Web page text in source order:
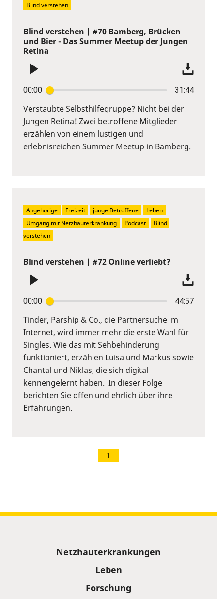
Blind verstehen | #70 Bamberg, Brücken
und Bier - Das Summer Meetup der Jungen
Retina
00:00 31:44
Verstaubte Selbsthilfegruppe? Nicht bei der
Jungen Retina! Zwei betroffene Mitglieder
erzählen von einem lustigen und
erlebnisreichen Summer Meetup in Bamberg.
Blind verstehen
Blind verstehen | #72 Online verliebt?
00:00 44:57
Tinder, Parship & Co., die Partnersuche im
Internet, wird immer mehr die erste Wahl für
Singles. Wie das mit Sehbehinderung
funktioniert, erzählen Luisa und Markus sowie
Chantal und Niklas, die sich digital
kennengelernt haben. In dieser Folge
berichten Sie offen und ehrlich über ihre
Erfahrungen.
Angehörige Freizeit junge Betroffene
Leben
Umgang mit Netzhauterkrankung
Podcast
Blind
verstehen
1
Netzhauterkrankungen
Leben
Forschung